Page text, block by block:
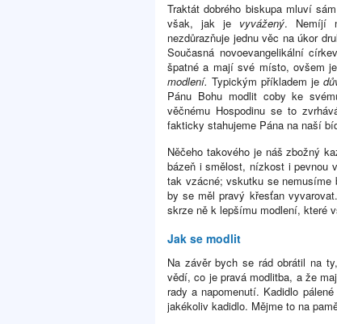
Traktát dobrého biskupa mluví
však, jak je vyvážený. Nemíjí
nezdůrazňuje jednu věc na úkor
Současná novoevangelikální
špatné a mají své místo, ovšem
modlení. Typickým příkladem je
Pánu Bohu modlit coby ke
věčnému Hospodinu se to
fakticky stahujeme Pána na naší
Něčeho takového je náš zbožný
bázeň i smělost, nízkost i pevnou
tak vzácné; vskutku se nemusíme
by se měl pravý křesťan
skrze ně k lepšímu modlení, které
Jak se modlit
Na závěr bych se rád obrátil na
vědí, co je pravá modlitba, a že
rady a napomenutí. Kadidlo
jakékoliv kadidlo. Mějme to na